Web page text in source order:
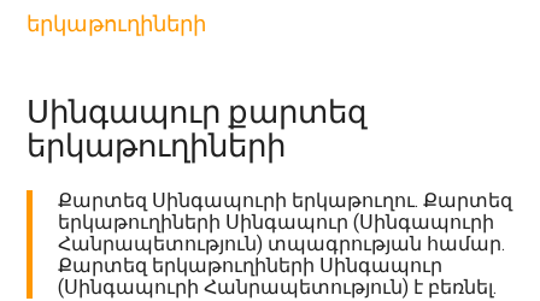
երկաթուղիների
Սինգապուր քարտեզ
երկաթուղիների
Քարտեզ Սինգապուրի երկաթուղու. Քարտեզ
երկաթուղիների Սինգապուր (Սինգապուրի
Հանրապետություն) տպագրության համար.
Քարտեզ երկաթուղիների Սինգապուր
(Սինգապուրի Հանրապետություն) է բեռնել.